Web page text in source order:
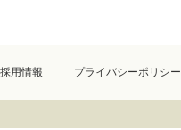
採用情報 プライバシーポリシー